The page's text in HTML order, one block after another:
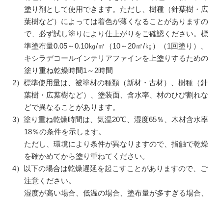
塗り剤として使用できます。ただし、樹種（針葉樹・広
葉樹など）によっては着色が薄くなることがありますの
で、必ず試し塗りにより仕上がりをご確認ください。標
準塗布量0.05～0.10㎏/㎡（10～20㎡/㎏）（1回塗り）、
キシラデコールインテリアファインを上塗りするための
塗り重ね乾燥時間1～2時間
2）標準使用量は、被塗材の種類（新材・古材）、樹種（針
葉樹・広葉樹など）、塗装面、含水率、材のひび割れな
どで異なることがあります。
3）塗り重ね乾燥時間は、気温20℃、湿度65％、木材含水率
18％の条件を示します。
ただし、環境により条件が異なりますので、指触で乾燥
を確かめてから塗り重ねてください。
4）以下の場合は乾燥遅延を起こすことがありますので、ご
注意ください。
湿度が高い場合、低温の場合、塗布量が多すぎる場合、